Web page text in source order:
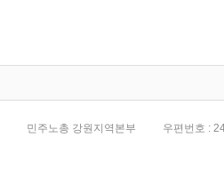
민주노총 강원지역본부 우편번호 :